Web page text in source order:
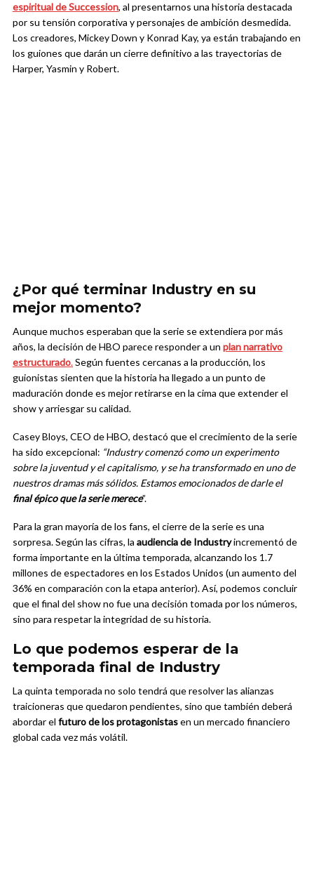
espiritual de Succession, al presentarnos una historia destacada
por su tensión corporativa y personajes de ambición desmedida.
Los creadores, Mickey Down y Konrad Kay, ya están trabajando en
los guiones que darán un cierre definitivo a las trayectorias de
Harper, Yasmin y Robert.
¿Por qué terminar Industry en su
mejor momento?
Aunque muchos esperaban que la serie se extendiera por más
años, la decisión de HBO parece responder a un plan narrativo
estructurado.Según fuentes cercanas a la producción, los
guionistas sienten que la historia ha llegado a un punto de
maduración donde es mejor retirarse en la cima que extender el
show y arriesgar su calidad.
Casey Bloys, CEO de HBO, destacó que el crecimiento de la serie
ha sido excepcional: “Industry comenzó como un experimento
sobre la juventud y el capitalismo, y se ha transformado en uno de
nuestros dramas más sólidos. Estamos emocionados de darle el
final épico que la serie merece”.
Para la gran mayoría de los fans, el cierre de la serie es una
sorpresa. Según las cifras, la audiencia de Industryincrementó de
forma importante en la última temporada, alcanzando los 1.7
millones de espectadores en los Estados Unidos (un aumento del
36% en comparación con la etapa anterior). Así, podemos concluir
que el final del show no fue una decisión tomada por los números,
sino para respetar la integridad de su historia.
Lo que podemos esperar de la
temporada final de Industry
La quinta temporada no solo tendrá que resolver las alianzas
traicioneras que quedaron pendientes, sino que también deberá
abordar el futuro de los protagonistasen un mercado financiero
global cada vez más volátil.